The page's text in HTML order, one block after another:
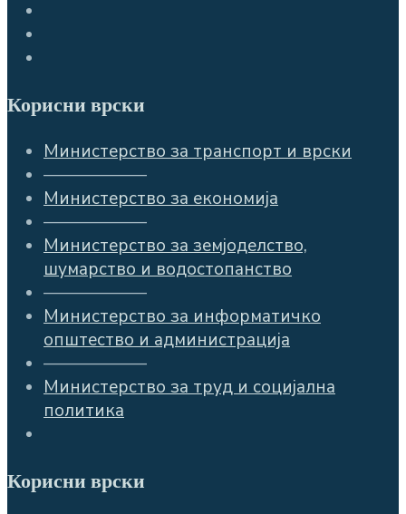
Корисни врски
Министерство за транспорт и врски
——————
Министерство за економија
——————
Министерство за земјоделство,
шумарство и водостопанство
——————
Министерство за информатичко
општество и администрација
——————
Министерство за труд и социјална
политика
Корисни врски